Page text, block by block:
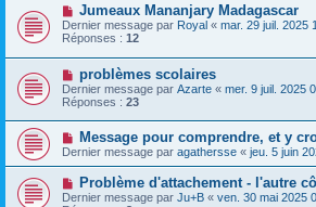
Jumeaux Mananjary Madagascar
Dernier message par Royal « mar. 29 juil. 2025
Réponses : 12
problèmes scolaires
Dernier message par Azarte « mer. 9 juil. 2025
Réponses : 23
Message pour comprendre, et y
Dernier message par agathersse « jeu. 5 juin
Problème d'attachement - l'autre
Dernier message par Ju+B « ven. 30 mai 2025